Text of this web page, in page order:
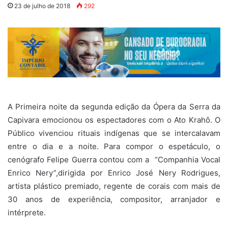
23 de julho de 2018 292
A Primeira noite da segunda edição da Ópera da Serra da
Capivara emocionou os espectadores com o Ato Krahô. O
Público vivenciou rituais indígenas que se intercalavam
entre o dia e a noite. Para compor o espetáculo, o
cenógrafo Felipe Guerra contou com a “Companhia Vocal
Enrico Nery”,dirigida por Enrico José Nery Rodrigues,
artista plástico premiado, regente de corais com mais de
30 anos de experiência, compositor, arranjador e
intérprete.